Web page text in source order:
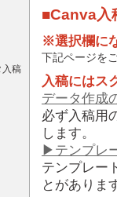
入稿
■Canva入
※選択欄に
下記ページを
入稿にはス
データ作成
必ず入稿用
します。
▶テンプレ
テンプレー
とがありま